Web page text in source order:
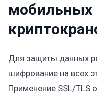
мобильных
Для защиты данных
шифрование на всех
Применение SSL/TLS